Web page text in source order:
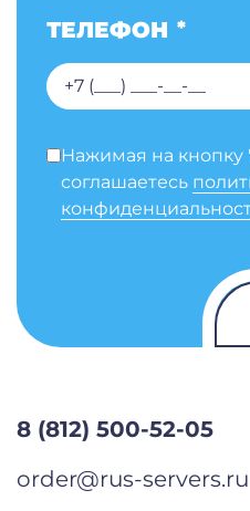
ТЕЛЕФОН *
Нажимая на кнопку
соглашаетесь
8 (812) 500-52-05
order@rus-servers.ru